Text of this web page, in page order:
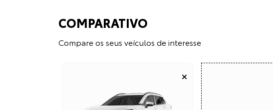
COMPARATIVO
Compare os seus veículos de interesse